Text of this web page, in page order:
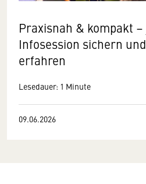
Praxisnah & kompakt
Infosession sichern
erfahren
Lesedauer: 1 Minute
09.06.2026